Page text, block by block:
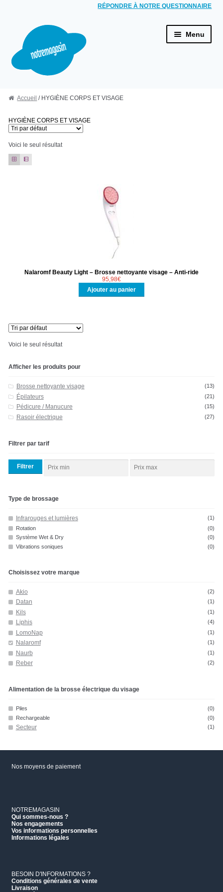
RÉPONDRE À NOTRE QUESTIONNAIRE
Aller à la navigation
Aller au contenu Menu
HYGIÈNE BUCCALE
Brosses à dents électriques
Jets dentaires
Brosses électriques du visage
Accueil / HYGIÈNE CORPS ET VISAGE
HYGIÈNE CORPS ET VISAGE
Voici le seul résultat
Nalaromf Beauty Light – Brosse nettoyante visage – Anti-ride
95,98€
Ajouter au panier
Voici le seul résultat
Afficher les produits pour
Brosse nettoyante visage (13)
Épilateurs (21)
Pédicure / Manucure (15)
Rasoir électrique (27)
Filtrer par tarif
Filtrer
Type de brossage
Infrarouges et lumières
(1)
Rotation
(0)
Système Wet & Dry
(0)
Vibrations soniques
(0)
Choisissez votre marque
Akio (2)
Datan (1)
Kils (1)
Liphis (4)
LomoNap (1)
Nalaromf (1)
Naurb (1)
Reber (2)
Alimentation de la brosse électrique du visage
Piles
(0)
Rechargeable
(0)
Secteur (1)
Nos moyens de paiement
NOTREMAGASIN
Qui sommes-nous ?
Nos engagements
Vos informations personnelles
Informations légales
BESOIN D'INFORMATIONS ?
Conditions générales de vente
Livraison